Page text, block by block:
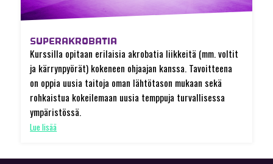
SUPERAKROBATIA
Kurssilla opitaan erilaisia akrobatia liikkeitä (mm. voltit
ja kärrynpyörät) kokeneen ohjaajan kanssa. Tavoitteena
on oppia uusia taitoja oman lähtötason mukaan sekä
rohkaistua kokeilemaan uusia temppuja turvallisessa
ympäristössä.
Lue lisää